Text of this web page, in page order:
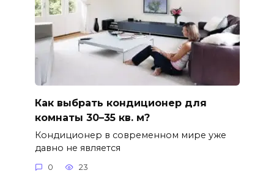
Как выбрать кондиционер для
комнаты 30–35 кв. м?
Кондиционер в современном мире уже
давно не является
0 23